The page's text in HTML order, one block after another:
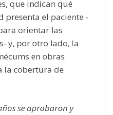
que indican qué
presenta el paciente -
orientar las
y, por otro lado, la
en obras
la cobertura de
se aprobaron y